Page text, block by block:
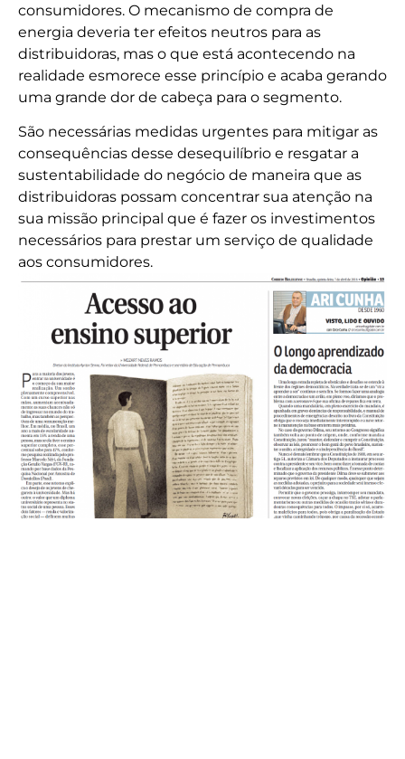
consumidores. O mecanismo de compra de
energia deveria ter efeitos neutros para as
distribuidoras, mas o que está acontecendo na
realidade esmorece esse princípio e acaba gerando
uma grande dor de cabeça para o segmento.
São necessárias medidas urgentes para mitigar as
consequências desse desequilíbrio e resgatar a
sustentabilidade do negócio de maneira que as
distribuidoras possam concentrar sua atenção na
sua missão principal que é fazer os investimentos
necessários para prestar um serviço de qualidade
aos consumidores.